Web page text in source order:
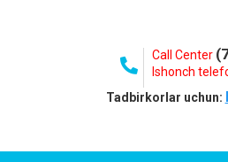
Call Center
Ishonch
Tadbirkorlar uchun: